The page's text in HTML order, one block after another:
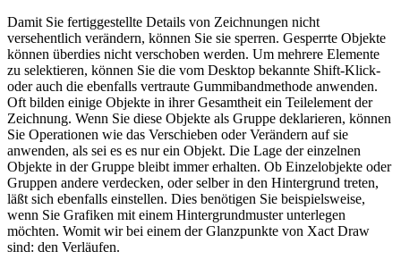
Damit Sie fertiggestellte Details von Zeichnungen nicht
versehentlich verändern, können Sie sie sperren. Gesperrte Objekte
können überdies nicht verschoben werden. Um mehrere Elemente
zu selektieren, können Sie die vom Desktop bekannte Shift-Klick-
oder auch die ebenfalls vertraute Gummibandmethode anwenden.
Oft bilden einige Objekte in ihrer Gesamtheit ein Teilelement der
Zeichnung. Wenn Sie diese Objekte als Gruppe deklarieren, können
Sie Operationen wie das Verschieben oder Verändern auf sie
anwenden, als sei es es nur ein Objekt. Die Lage der einzelnen
Objekte in der Gruppe bleibt immer erhalten. Ob Einzelobjekte oder
Gruppen andere verdecken, oder selber in den Hintergrund treten,
läßt sich ebenfalls einstellen. Dies benötigen Sie beispielsweise,
wenn Sie Grafiken mit einem Hintergrundmuster unterlegen
möchten. Womit wir bei einem der Glanzpunkte von Xact Draw
sind: den Verläufen.